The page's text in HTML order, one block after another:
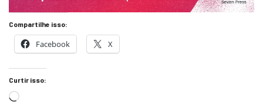
Compartilhe isso:
Facebook X
Curtir isso: